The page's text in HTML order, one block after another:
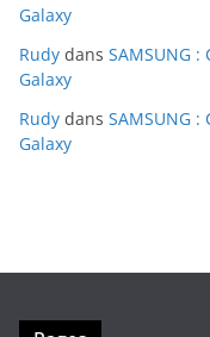
Galaxy
Rudy dans SAMSUNG
Galaxy
Rudy dans SAMSUNG
Galaxy